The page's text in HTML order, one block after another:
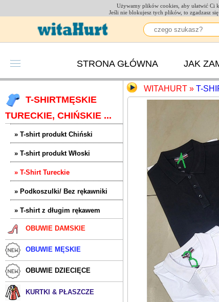
Używamy plików cookies, aby ułatwić Ci
Jeśli nie blokujesz tych plików, to zgadzasz
STRONA GŁÓWNA JAK
T-SHIRTMĘSKIE
TURECKIE, CHIŃSKIE ...
» T-shirt produkt Chiński
» T-shirt produkt Włoski
» T-Shirt Tureckie
» Podkoszulki/ Bez rękawniki
» T-shirt z długim rękawem
OBUWIE DAMSKIE
OBUWIE MĘSKIE
OBUWIE DZIECIĘCE
KURTKI & PŁASZCZE
WITAHURT » T-